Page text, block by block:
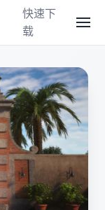
快速下
载